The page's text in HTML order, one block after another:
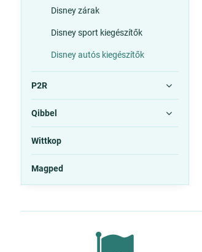
Disney zárak
Disney sport kiegészítők
Disney autós kiegészítők
P2R
Qibbel
Wittkop
Magped